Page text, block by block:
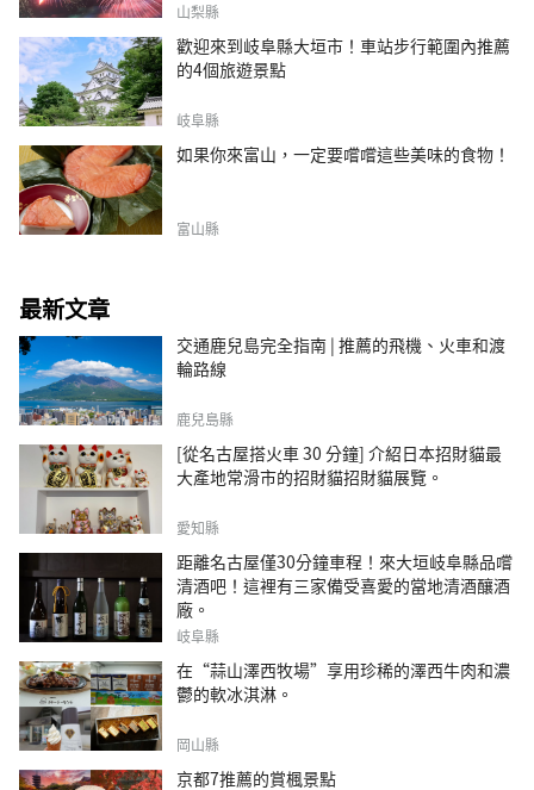
山梨縣
歡迎來到岐阜縣大垣市！車站步行範圍內推薦
的4個旅遊景點
岐阜縣
如果你來富山，一定要嚐嚐這些美味的食物！
富山縣
最新文章
交通鹿兒島完全指南 | 推薦的飛機、火車和渡
輪路線
鹿兒島縣
[從名古屋搭火車 30 分鐘] 介紹日本招財貓最
大產地常滑市的招財貓招財貓展覽。
愛知縣
距離名古屋僅30分鐘車程！來大垣岐阜縣品嚐
清酒吧！這裡有三家備受喜愛的當地清酒釀酒
廠。
岐阜縣
在“蒜山澤西牧場”享用珍稀的澤西牛肉和濃
鬱的軟冰淇淋。
岡山縣
京都7推薦的賞楓景點